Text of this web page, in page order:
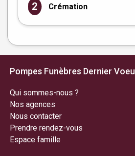
2 Crémation
Pompes Funèbres Dernier Voeu
Qui sommes-nous ?
Nos agences
Nous contacter
Prendre rendez-vous
Espace famille